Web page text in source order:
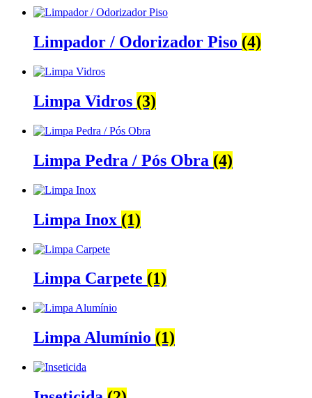
Limpador / Odorizador Piso (4)
Limpa Vidros (3)
Limpa Pedra / Pós Obra (4)
Limpa Inox (1)
Limpa Carpete (1)
Limpa Alumínio (1)